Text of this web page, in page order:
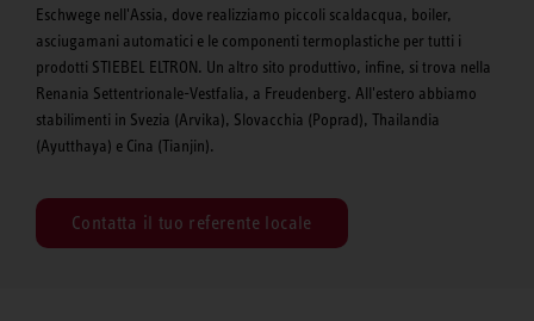
Eschwege nell'Assia, dove realizziamo piccoli scaldacqua, boiler,
asciugamani automatici e le componenti termoplastiche per tutti i
prodotti STIEBEL ELTRON. Un altro sito produttivo, infine, si trova nella
Renania Settentrionale-Vestfalia, a Freudenberg. All'estero abbiamo
stabilimenti in Svezia (Arvika), Slovacchia (Poprad), Thailandia
(Ayutthaya) e Cina (Tianjin).
Contatta il tuo referente locale